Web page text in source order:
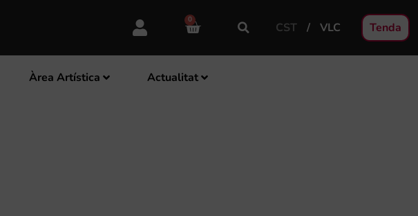
0
CST VLC Tenda
Àrea Artística Actualitat